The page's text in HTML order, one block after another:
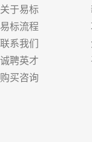
关于易标
易标流程
联系我们
诚聘英才
购买咨询